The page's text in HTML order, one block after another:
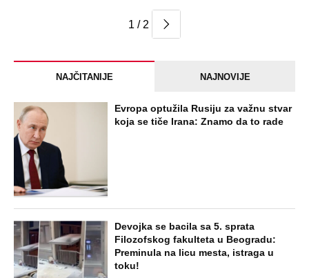
1 / 2
NAJČITANIJE NAJNOVIJE
Evropa optužila Rusiju za važnu stvar
koja se tiče Irana: Znamo da to rade
Devojka se bacila sa 5. sprata
Filozofskog fakulteta u Beogradu:
Preminula na licu mesta, istraga u
toku!